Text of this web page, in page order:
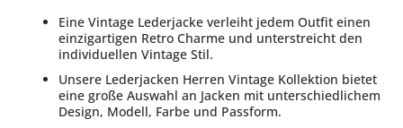
Eine Vintage Lederjacke verleiht jedem Outfit einen
einzigartigen Retro Charme und unterstreicht den
individuellen Vintage Stil.
Unsere Lederjacken Herren Vintage Kollektion bietet
eine große Auswahl an Jacken mit unterschiedlichem
Design, Modell, Farbe und Passform.